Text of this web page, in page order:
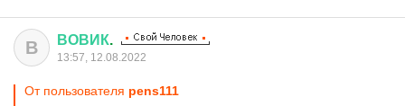
В ВОВИК.
13:57, 12.08.2022
От пользователя pens111